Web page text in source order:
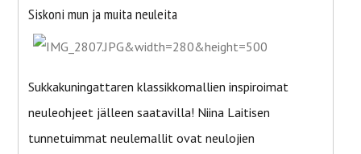
Siskoni mun ja muita neuleita
Sukkakuningattaren klassikkomallien inspiroimat
neuleohjeet jälleen saatavilla! Niina Laitisen
tunnetuimmat neulemallit ovat neulojien